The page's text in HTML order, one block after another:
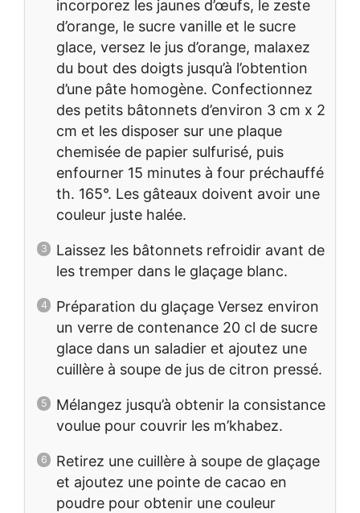
incorporez les jaunes d’œufs, le zeste
d’orange, le sucre vanille et le sucre
glace, versez le jus d’orange, malaxez
du bout des doigts jusqu’à l’obtention
d’une pâte homogène. Confectionnez
des petits bâtonnets d’environ 3 cm x 2
cm et les disposer sur une plaque
chemisée de papier sulfurisé, puis
enfourner 15 minutes à four préchauffé
th. 165°. Les gâteaux doivent avoir une
couleur juste halée.
Laissez les bâtonnets refroidir avant de
les tremper dans le glaçage blanc.
Préparation du glaçage Versez environ
un verre de contenance 20 cl de sucre
glace dans un saladier et ajoutez une
cuillère à soupe de jus de citron pressé.
Mélangez jusqu’à obtenir la consistance
voulue pour couvrir les m’khabez.
Retirez une cuillère à soupe de glaçage
et ajoutez une pointe de cacao en
poudre pour obtenir une couleur